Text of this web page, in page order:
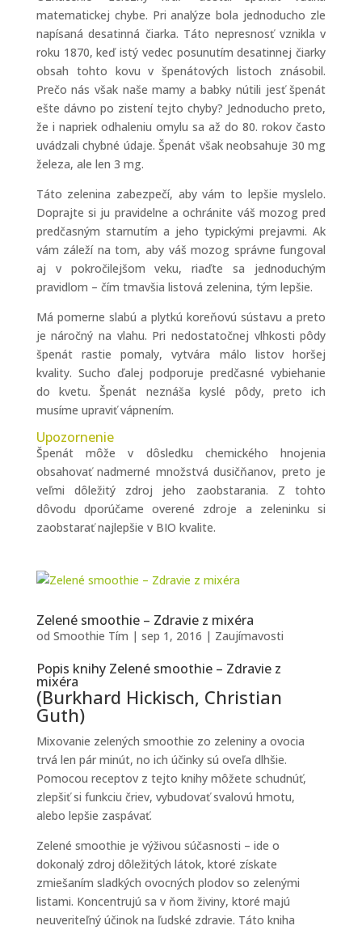
matematickej chybe. Pri analýze bola jednoducho zle
napísaná desatinná čiarka. Táto nepresnosť vznikla v
roku 1870, keď istý vedec posunutím desatinnej čiarky
obsah tohto kovu v špenátových listoch znásobil.
Prečo nás však naše mamy a babky nútili jesť špenát
ešte dávno po zistení tejto chyby? Jednoducho preto,
že i napriek odhaleniu omylu sa až do 80. rokov často
uvádzali chybné údaje. Špenát však neobsahuje 30 mg
železa, ale len 3 mg.
Táto zelenina zabezpečí, aby vám to lepšie myslelo.
Doprajte si ju pravidelne a ochránite váš mozog pred
predčasným starnutím a jeho typickými prejavmi. Ak
vám záleží na tom, aby váš mozog správne fungoval
aj v pokročilejšom veku, riaďte sa jednoduchým
pravidlom – čím tmavšia listová zelenina, tým lepšie.
Má pomerne slabú a plytkú koreňovú sústavu a preto
je náročný na vlahu. Pri nedostatočnej vlhkosti pôdy
špenát rastie pomaly, vytvára málo listov horšej
kvality. Sucho ďalej podporuje predčasné vybiehanie
do kvetu. Špenát neznáša kyslé pôdy, preto ich
musíme upraviť vápnením.
Upozornenie
Špenát môže v dôsledku chemického hnojenia
obsahovať nadmerné množstvá dusičňanov, preto je
veľmi dôležitý zdroj jeho zaobstarania. Z tohto
dôvodu dporúčame overené zdroje a zeleninku si
zaobstarať najlepšie v BIO kvalite.
Zelené smoothie – Zdravie z mixéra
od Smoothie Tím | sep 1, 2016 | Zaujímavosti
Popis knihy Zelené smoothie – Zdravie z
mixéra
(Burkhard Hickisch, Christian
Guth)
Mixovanie zelených smoothie zo zeleniny a ovocia
trvá len pár minút, no ich účinky sú oveľa dlhšie.
Pomocou receptov z tejto knihy môžete schudnúť,
zlepšiť si funkciu čriev, vybudovať svalovú hmotu,
alebo lepšie zaspávať.
Zelené smoothie je výživou súčasnosti – ide o
dokonalý zdroj dôležitých látok, ktoré získate
zmiešaním sladkých ovocných plodov so zelenými
listami. Koncentrujú sa v ňom živiny, ktoré majú
neuveriteľný účinok na ľudské zdravie. Táto kniha